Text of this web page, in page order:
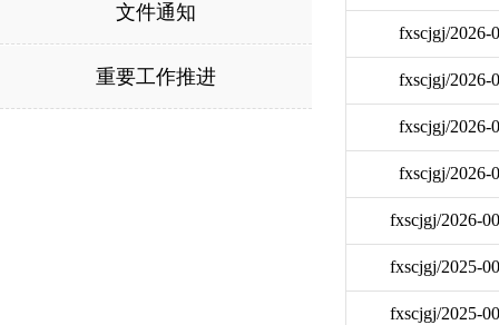
文件通知
重要工作推进
fxscjgj/2026-
fxscjgj/2026-
fxscjgj/2026-
fxscjgj/2026-
fxscjgj/2026-
fxscjgj/2025-
fxscjgj/2025-